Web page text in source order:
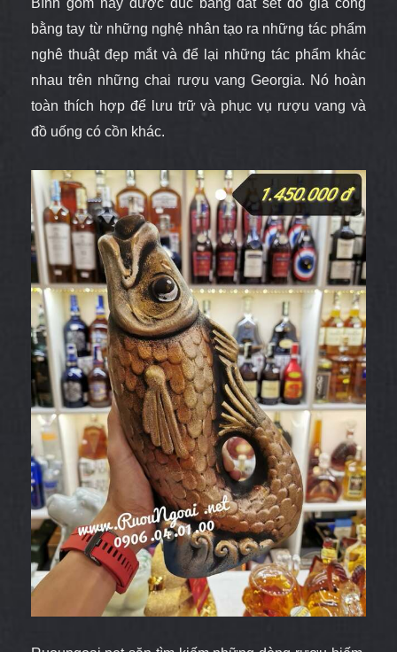
Bình gốm này được đúc bằng đất sét đỏ gia công
bằng tay từ những nghệ nhân tạo ra những tác phẩm
nghê thuật đẹp mắt và để lại những tác phẩm khác
nhau trên những chai rượu vang Georgia. Nó hoàn
toàn thích hợp để lưu trữ và phục vụ rượu vang và
đồ uống có cồn khác.